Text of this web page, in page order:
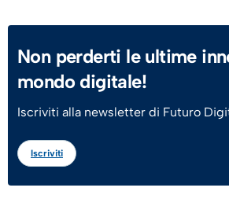
Non perderti le ultime
mondo digitale!
Iscriviti alla newsletter di Futuro
Iscriviti